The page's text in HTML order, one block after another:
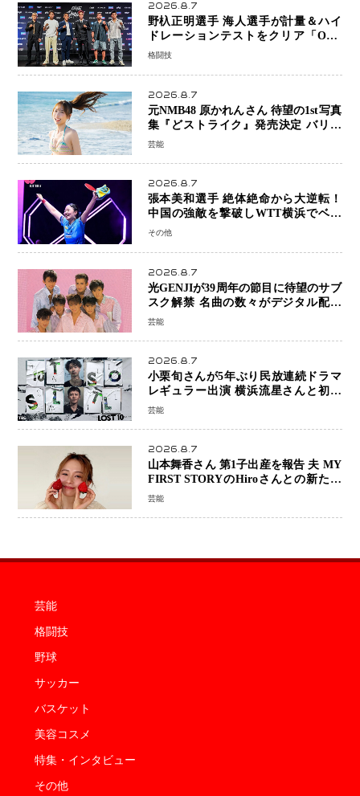
2026.8.7
野杁正明選手 海人選手が計量＆ハイ
ドレーションテストをクリア「ONE
SAMURAI 2」決戦へ万全の準備整う
格闘技
2026.8.7
元NMB48 原かれんさん 待望の1st写真
集『どストライク』発売決定 バリで
魅せる25歳の新境地
芸能
2026.8.7
張本美和選手 絶体絶命から大逆転！
中国の強敵を撃破しWTT横浜でベス
ト8進出
その他
2026.8.7
光GENJIが39周年の節目に待望のサブ
スク解禁 名曲の数々がデジタル配信
へ 40周年へ向け1年間で全作品を順次
芸能
2026.8.7
小栗旬さんが5年ぶり民放連続ドラマ
レギュラー出演 横浜流星さんと初共
演『LOST10』で異色バディ結成
芸能
2026.8.7
山本舞香さん 第1子出産を報告 夫 MY
FIRST STORYのHiroさんとの新たな
家族生活「母子ともに健康」
芸能
芸能
格闘技
野球
サッカー
バスケット
美容コスメ
特集・インタビュー
その他